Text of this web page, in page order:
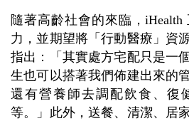
隨著高齡社會的來臨，
力，並期望將「行動醫療」資
指出：「其實處方宅配只是一
生也可以搭著我們佈建出來的
還有營養師去調配飲食、復
等。」此外，送餐、清潔、居